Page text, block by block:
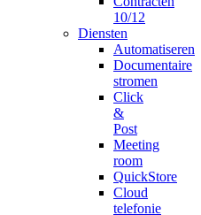
10/12
Diensten
Automatiseren
Documentaire
stromen
Click
&
Post
Meeting
room
QuickStore
Cloud
telefonie